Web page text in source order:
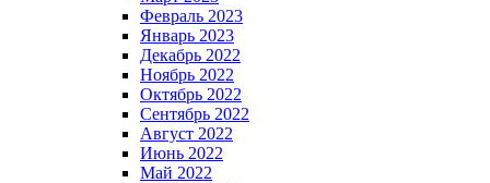
Февраль 2023
Январь 2023
Декабрь 2022
Ноябрь 2022
Октябрь 2022
Сентябрь 2022
Август 2022
Июнь 2022
Май 2022